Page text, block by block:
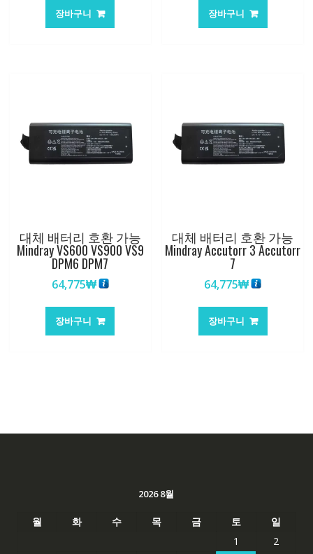
장바구니 장바구니
대체 배터리 호환 가능
Mindray VS600 VS900 VS9
DPM6 DPM7
64,775₩
장바구니
대체 배터리 호환 가능
Mindray Accutorr 3 Accutorr
7
64,775₩
장바구니
2026 8월
월 화 수 목 금 토
일
1
2